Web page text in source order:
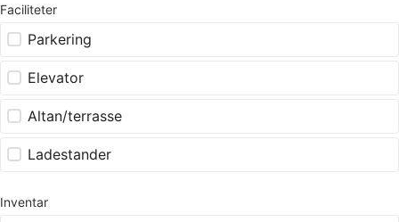
Faciliteter
Parkering
Elevator
Altan/terrasse
Ladestander
Inventar